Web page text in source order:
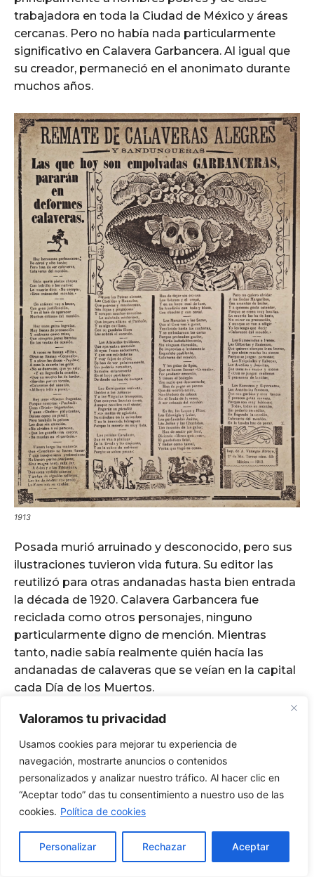
Valoramos tu privacidad
Usamos cookies para mejorar tu experiencia de
navegación, mostrarte anuncios o contenidos
personalizados y analizar nuestro tráfico. Al hacer clic en
“Aceptar todo” das tu consentimiento a nuestro uso de las
cookies. Política de cookies
Personalizar Rechazar Aceptar